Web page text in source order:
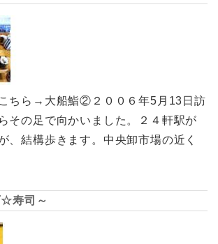
ちら→大船鮨②２００６年5月13日訪
その足で向かいました。２４軒駅が
、結構歩きます。中央卸市場の近く
寿司～